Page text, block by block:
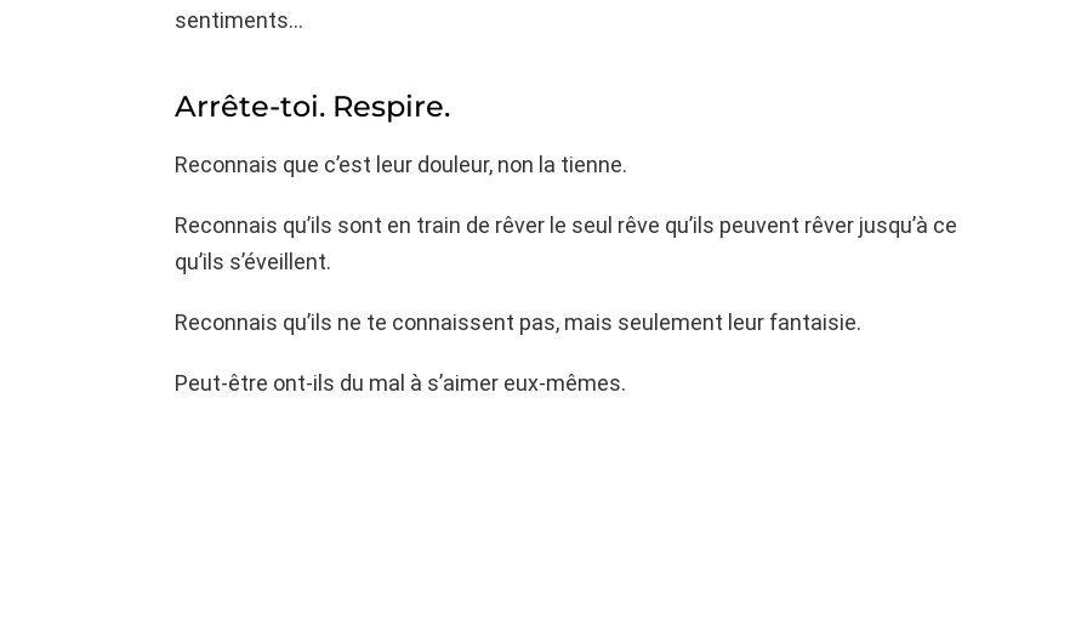
sentiments…
Arrête-toi. Respire.
Reconnais que c’est leur douleur, non la tienne.
Reconnais qu’ils sont en train de rêver le seul rêve qu’ils peuvent rêver jusqu’à ce
qu’ils s’éveillent.
Reconnais qu’ils ne te connaissent pas, mais seulement leur fantaisie.
Peut-être ont-ils du mal à s’aimer eux-mêmes.